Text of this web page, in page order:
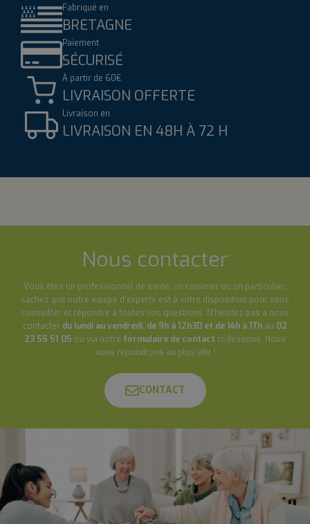
Fabriqué en
BRETAGNE
Paiement
SÉCURISÉ
À partir de 60€
LIVRAISON OFFERTE
Livraison en
LIVRAISON EN 48H À 72 H
Nous contacter
Vous êtes un professionnel de santé, un cuisinier ou un particulier,
sachez que notre équipe d’experts est à votre disposition pour vous
conseiller et répondre à toutes vos questions. N’hésitez pas à nous
contacter du lundi au vendredi, de 9h à 12h30 et de 14h à 17h au 02
23 55 51 05 ou via notre formulaire de contact ci-dessous. Nous
vous répondrons au plus vite !
CONTACT